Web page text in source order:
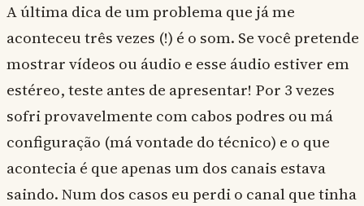
A última dica de um problema que já me
aconteceu três vezes (!) é o som. Se você pretende
mostrar vídeos ou áudio e esse áudio estiver em
estéreo, teste antes de apresentar! Por 3 vezes
sofri provavelmente com cabos podres ou má
configuração (má vontade do técnico) e o que
acontecia é que apenas um dos canais estava
saindo. Num dos casos eu perdi o canal que tinha